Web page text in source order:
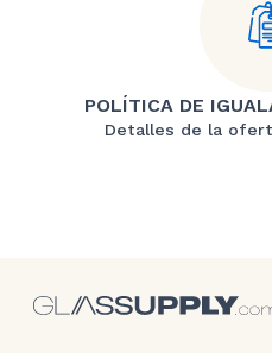
POLÍTICA DE
Detalles de la